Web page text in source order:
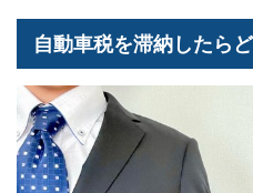
自動車税を滞納したら